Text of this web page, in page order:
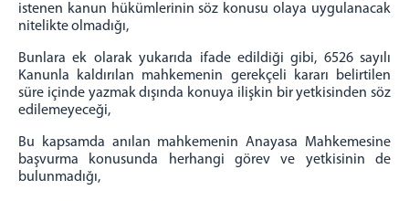
istenen kanun hükümlerinin söz konusu olaya uygulanacak
nitelikte olmadığı,
Bunlara ek olarak yukarıda ifade edildiği gibi, 6526 sayılı
Kanunla kaldırılan mahkemenin gerekçeli kararı belirtilen
süre içinde yazmak dışında konuya ilişkin bir yetkisinden söz
edilemeyeceği,
Bu kapsamda anılan mahkemenin Anayasa Mahkemesine
başvurma konusunda herhangi görev ve yetkisinin de
bulunmadığı,